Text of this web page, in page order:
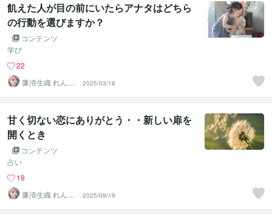
飢えた人が目の前にいたらアナタはどちら
の行動を選びますか？
コンテンツ
学び
22
廉清生織 れんせ
い さき
2025/03/18
甘く切ない恋にありがとう・・新しい扉を
開くとき
コンテンツ
占い
19
廉清生織 れんせ
い さき
2025/09/19